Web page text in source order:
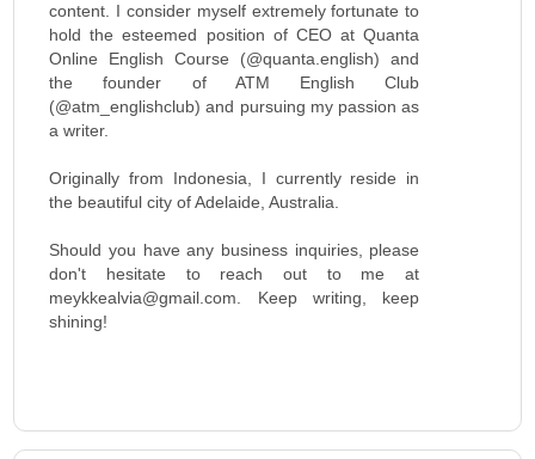
content. I consider myself extremely fortunate to
hold the esteemed position of CEO at Quanta
Online English Course (@quanta.english) and
the founder of ATM English Club
(@atm_englishclub) and pursuing my passion as
a writer.
Originally from Indonesia, I currently reside in
the beautiful city of Adelaide, Australia.
Should you have any business inquiries, please
don't hesitate to reach out to me at
meykkealvia@gmail.com. Keep writing, keep
shining!